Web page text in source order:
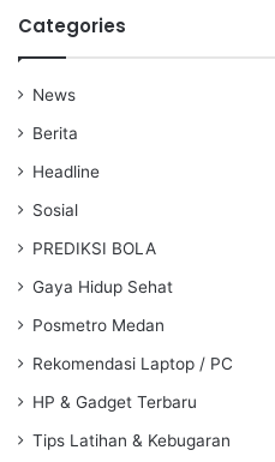
Categories
News
Berita
Headline
Sosial
PREDIKSI BOLA
Gaya Hidup Sehat
Posmetro Medan
Rekomendasi Laptop / PC
HP & Gadget Terbaru
Tips Latihan & Kebugaran